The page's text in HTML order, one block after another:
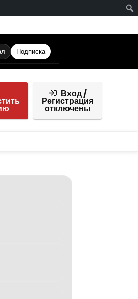
Подписка
Вход /
Регистрация
отключены